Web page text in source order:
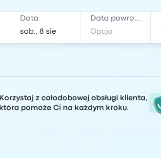
Data Data powrotu
Korzystaj z całodobowej obsługi klienta,
która pomoże Ci na każdym kroku.